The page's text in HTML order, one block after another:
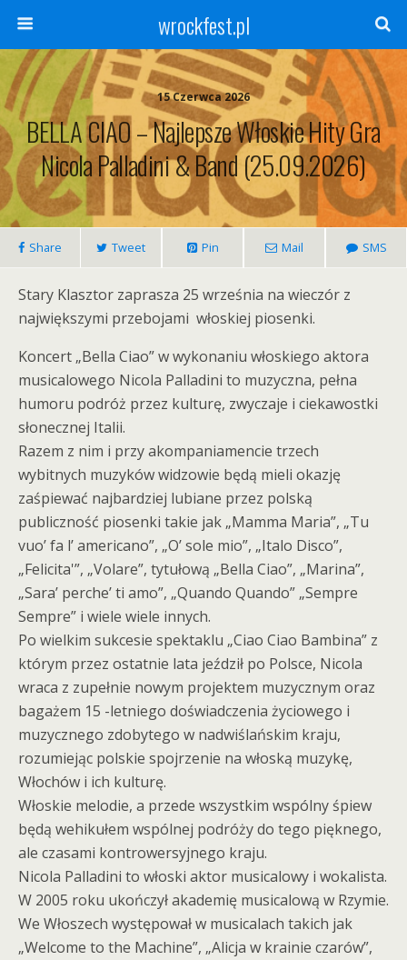
wrockfest.pl
15 Czerwca 2026
BELLA CIAO – Najlepsze Włoskie Hity Gra
Nicola Palladini & Band (25.09.2026)
Share Tweet Pin Mail SMS
Stary Klasztor zaprasza 25 września na wieczór z
największymi przebojami włoskiej piosenki.
Koncert „Bella Ciao” w wykonaniu włoskiego aktora
musicalowego Nicola Palladini to muzyczna, pełna
humoru podróż przez kulturę, zwyczaje i ciekawostki
słonecznej Italii.
Razem z nim i przy akompaniamencie trzech
wybitnych muzyków widzowie będą mieli okazję
zaśpiewać najbardziej lubiane przez polską
publiczność piosenki takie jak „Mamma Maria”, „Tu
vuo’ fa l’ americano”, „O’ sole mio”, „Italo Disco”,
„Felicita'”, „Volare”, tytułową „Bella Ciao”, „Marina”,
„Sara’ perche’ ti amo”, „Quando Quando” „Sempre
Sempre” i wiele wiele innych.
Po wielkim sukcesie spektaklu „Ciao Ciao Bambina” z
którym przez ostatnie lata jeździł po Polsce, Nicola
wraca z zupełnie nowym projektem muzycznym oraz
bagażem 15 -letniego doświadczenia życiowego i
muzycznego zdobytego w nadwiślańskim kraju,
rozumiejąc polskie spojrzenie na włoską muzykę,
Włochów i ich kulturę.
Włoskie melodie, a przede wszystkim wspólny śpiew
będą wehikułem wspólnej podróży do tego pięknego,
ale czasami kontrowersyjnego kraju.
Nicola Palladini to włoski aktor musicalowy i wokalista.
W 2005 roku ukończył akademię musicalową w Rzymie.
We Włoszech występował w musicalach takich jak
„Welcome to the Machine”, „Alicja w krainie czarów”,